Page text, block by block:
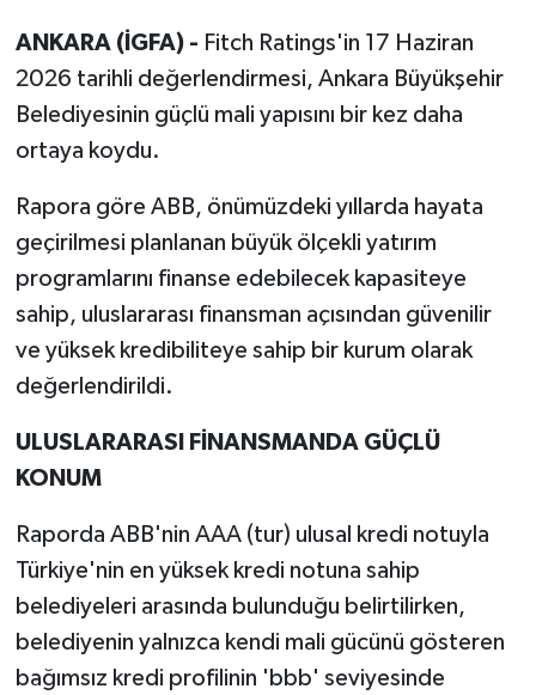
ANKARA (İGFA) - Fitch Ratings'in 17 Haziran
2026 tarihli değerlendirmesi, Ankara Büyükşehir
Belediyesinin güçlü mali yapısını bir kez daha
ortaya koydu.
Rapora göre ABB, önümüzdeki yıllarda hayata
geçirilmesi planlanan büyük ölçekli yatırım
programlarını finanse edebilecek kapasiteye
sahip, uluslararası finansman açısından güvenilir
ve yüksek kredibiliteye sahip bir kurum olarak
değerlendirildi.
ULUSLARARASI FİNANSMANDA GÜÇLÜ
KONUM
Raporda ABB'nin AAA (tur) ulusal kredi notuyla
Türkiye'nin en yüksek kredi notuna sahip
belediyeleri arasında bulunduğu belirtilirken,
belediyenin yalnızca kendi mali gücünü gösteren
bağımsız kredi profilinin 'bbb' seviyesinde